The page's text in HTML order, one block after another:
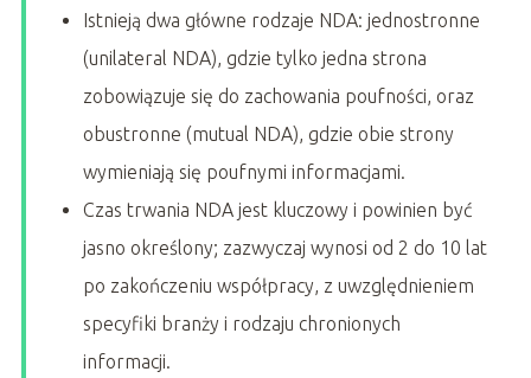
Istnieją dwa główne rodzaje NDA: jednostronne
(unilateral NDA), gdzie tylko jedna strona
zobowiązuje się do zachowania poufności, oraz
obustronne (mutual NDA), gdzie obie strony
wymieniają się poufnymi informacjami.
Czas trwania NDA jest kluczowy i powinien być
jasno określony; zazwyczaj wynosi od 2 do 10 lat
po zakończeniu współpracy, z uwzględnieniem
specyfiki branży i rodzaju chronionych
informacji.